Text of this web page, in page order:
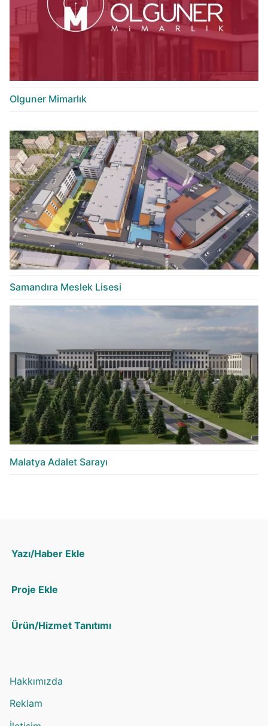
Olguner Mimarlık
Samandıra Meslek Lisesi
Malatya Adalet Sarayı
Yazı/Haber Ekle
Proje Ekle
Ürün/Hizmet Tanıtımı
Hakkımızda
Reklam